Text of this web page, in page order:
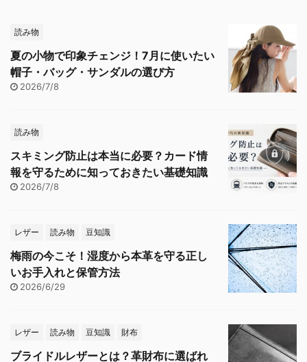
読み物
夏の小物で印象チェンジ！7月に使いたい
帽子・バッグ・サンダルの選び方
2026/7/8
読み物
スキミング防止は本当に必要？カード情
報を守るために知っておきたい基礎知識
2026/7/8
レザー 読み物 豆知識
梅雨の今こそ！湿度から本革を守る正し
いお手入れと保管方法
2026/6/29
レザー 読み物 豆知識 財布
ブライドルレザーとは？革財布に選ばれ